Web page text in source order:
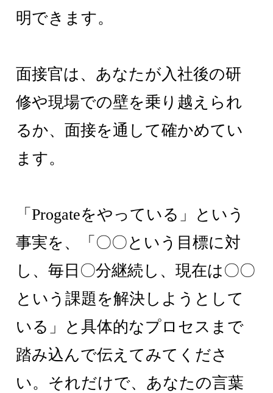
明できます。
面接官は、あなたが入社後の研
修や現場での壁を乗り越えられ
るか、面接を通して確かめてい
ます。
「Progateをやっている」という
事実を、「〇〇という目標に対
し、毎日〇分継続し、現在は〇〇
という課題を解決しようとして
いる」と具体的なプロセスまで
踏み込んで伝えてみてくださ
い。それだけで、あなたの言葉